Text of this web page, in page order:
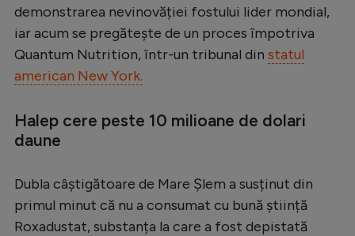
EURO 2024
Stranieri
Clasamente
Handbal
Natație
demonstrarea nevinovăției fostului lider mondial,
iar acum se pregătește de un proces împotriva
Quantum Nutrition, într-un tribunal din statul
american New York.
Halep cere peste 10 milioane de dolari
daune
Dubla câștigătoare de Mare Șlem a susținut din
primul minut că nu a consumat cu bună știință
Roxadustat, substanța la care a fost depistată